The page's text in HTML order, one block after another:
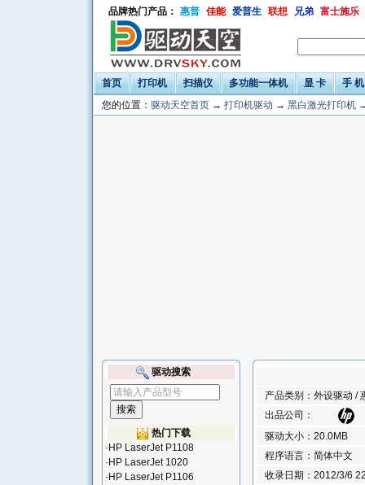
品牌热门产品： 惠普 佳能 爱普生 联想 兄弟 富士施乐
首页 打印机 扫描仪 多功能一体机 显 卡
手 机
您的位置： 驱动天空首页 → 打印机驱动 → 黑白激光打印机
产品类别：外设驱动 /
出品公司：
驱动大小：20.0MB
程序语言：简体中文
收录日期：2012/3/6
驱动搜索
热门下载
· HP LaserJet P1108
· HP LaserJet 1020
· HP LaserJet P1106